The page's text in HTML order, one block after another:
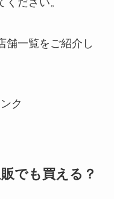
ださい。
舗一覧をご紹介し
ク
でも買える？